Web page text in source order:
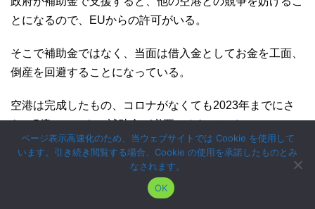
とになるので、EUからの許可がいる。
そこで補助金ではなく、当面は借入金としてお金を工面、
倒産を回避することになっている。
空港は完成したもの、コロナがなくても2023年までにさ
らに5億ユーロもの補助金が必要とされている。
コロナで第二のシャットダウンの真っただ中、この費用が
ページ表示高速化のため、当ウェブサイトでは Cookie を使用して
います。引き続き閲覧する場合、Cookie の使用を承諾したものとみ
なされます。
OK